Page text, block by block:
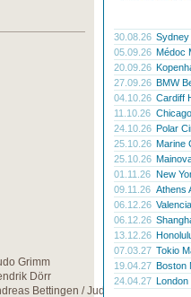
Grimm
Dörr
Bettingen / Judith Strack
30.08.26 Sydney
05.09.26 Médoc
20.09.26
27.09.26 BMW
04.10.26 Cardiff
11.10.26
24.10.26 Polar
25.10.26 Marine
25.10.26
01.11.26 New
09.11.26 Athens
06.12.26
06.12.26
13.12.26
07.03.27 Tokio
19.04.27 Boston
24.04.27 London